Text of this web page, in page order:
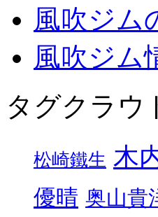
風吹ジム
風吹ジム
タグクラウ
松崎鐵生 木
優晴 奥山貴